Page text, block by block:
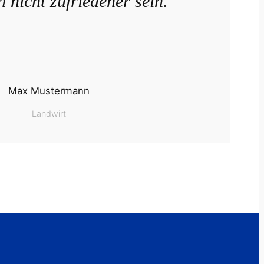
Max Mustermann
Landwirt